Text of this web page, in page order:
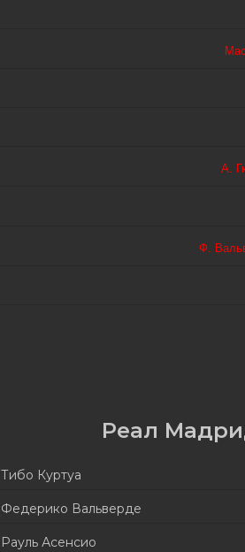
А.
Ф.
Реал
Тибо Куртуа
Федерико Вальверде
Рауль Асенсио